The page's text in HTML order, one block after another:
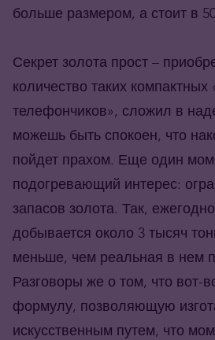
больше размером, а стоит в
Секрет золота прост –
количество таких
телефончиков», сложил в
можешь быть спокоен, что
пойдет прахом. Еще один
подогревающий интерес:
запасов золота. Так,
добывается около 3 тысяч
меньше, чем реальная в нем
Разговоры же о том, что вот-
формулу, позволяющую
искусственным путем, что